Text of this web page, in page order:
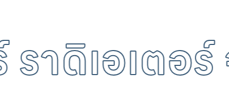
าดิเอเตอร์